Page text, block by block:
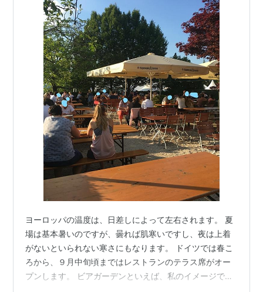
ヨーロッパの温度は、日差しによって左右されます。 夏
場は基本暑いのですが、曇れば肌寒いですし、夜は上着
がないといられない寒さにもなります。 ドイツでは春こ
ろから、９月中旬頃まではレストランのテラス席がオー
プンします。 ビアガーデンといえば、私のイメージでは